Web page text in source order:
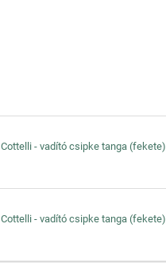
Cottelli - vadító csipke tanga (fekete)
Cottelli - vadító csipke tanga (fekete)